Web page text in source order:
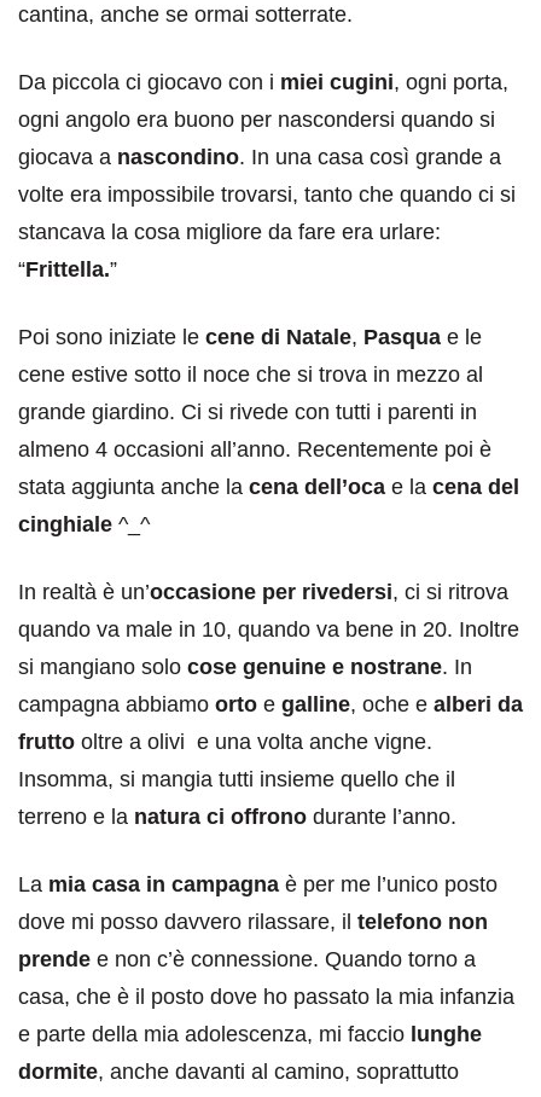
cantina, anche se ormai sotterrate.
Da piccola ci giocavo con i miei cugini, ogni porta,
ogni angolo era buono per nascondersi quando si
giocava a nascondino. In una casa così grande a
volte era impossibile trovarsi, tanto che quando ci si
stancava la cosa migliore da fare era urlare:
“Frittella.”
Poi sono iniziate le cene di Natale, Pasqua e le
cene estive sotto il noce che si trova in mezzo al
grande giardino. Ci si rivede con tutti i parenti in
almeno 4 occasioni all’anno. Recentemente poi è
stata aggiunta anche la cena dell’oca e la cena del
cinghiale ^_^
In realtà è un’occasione per rivedersi, ci si ritrova
quando va male in 10, quando va bene in 20. Inoltre
si mangiano solo cose genuine e nostrane. In
campagna abbiamo orto e galline, oche e alberi da
frutto oltre a olivi e una volta anche vigne.
Insomma, si mangia tutti insieme quello che il
terreno e la natura ci offrono durante l’anno.
La mia casa in campagna è per me l’unico posto
dove mi posso davvero rilassare, il telefono non
prende e non c’è connessione. Quando torno a
casa, che è il posto dove ho passato la mia infanzia
e parte della mia adolescenza, mi faccio lunghe
dormite, anche davanti al camino, soprattutto